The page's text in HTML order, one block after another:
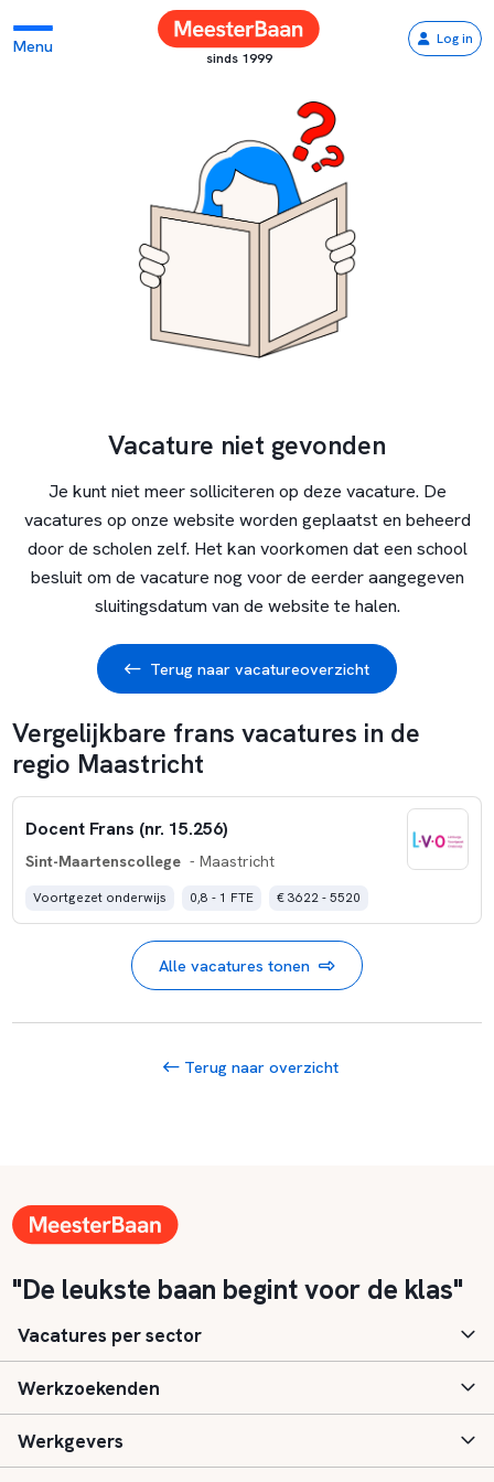
Menu
sinds 1999
Log in
Vacature niet gevonden
Je kunt niet meer solliciteren op deze vacature. De
vacatures op onze website worden geplaatst en beheerd
door de scholen zelf. Het kan voorkomen dat een school
besluit om de vacature nog voor de eerder aangegeven
sluitingsdatum van de website te halen.
Terug naar vacatureoverzicht
Vergelijkbare frans vacatures in de
regio Maastricht
Docent Frans (nr. 15.256)
Sint-Maartenscollege - Maastricht
Voortgezet onderwijs 0,8 - 1 FTE € 3622 - 5520
Alle vacatures tonen
Terug naar overzicht
"De leukste baan begint voor de klas"
Vacatures per sector
Basisonderwijs
Speciaal (basis) onderwijs
Werkzoekenden
Aanmelden
Werkgevers